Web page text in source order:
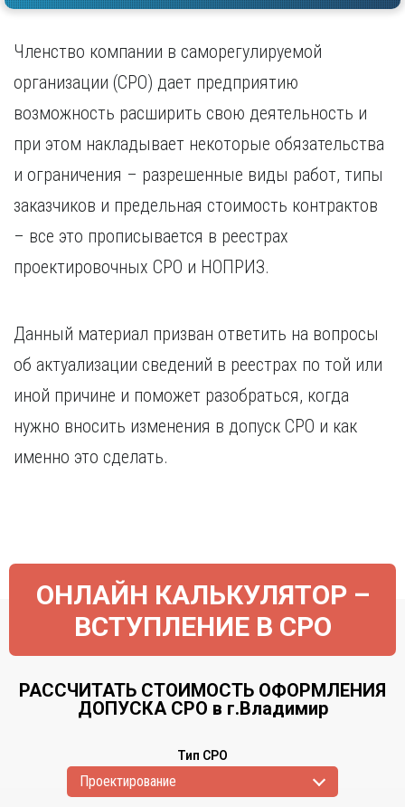
К
Казань
Калуга
Кемерово
Краснодар
Красноярск
Липецк
Магнитогорск
Махачкала
Мурманск
Н
Набережные Челны
Нижний Новгород
Тольятти
Тула
Тюмень
У
Улан-Удэ
Ульяновск
Уфа
Х
Хабаровск
Ч
Череповец
Чита
Я
Ярославль
Членство компании в саморегулируемой
организации (СРО) дает предприятию
возможность расширить свою деятельность и
при этом накладывает некоторые обязательства
и ограничения – разрешенные виды работ, типы
заказчиков и предельная стоимость контрактов
– все это прописывается в реестрах
проектировочных СРО и НОПРИЗ.
Данный материал призван ответить на вопросы
об актуализации сведений в реестрах по той или
иной причине и поможет разобраться, когда
нужно вносить изменения в допуск СРО и как
именно это сделать.
ОНЛАЙН КАЛЬКУЛЯТОР –
ВСТУПЛЕНИЕ В СРО
РАССЧИТАТЬ СТОИМОСТЬ ОФОРМЛЕНИЯ
ДОПУСКА СРО в г.Владимир
Тип СРО
Проектирование